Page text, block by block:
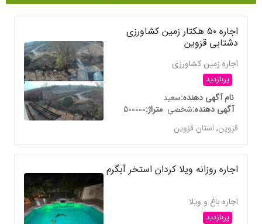
اجاره ۵۰ هکتار زمین کشاورزی
دشتابی قزوین
اجاره زمین کشاورزی
پربازدید
نام آگهی دهندهسعید
آگهی دهندهشخصی متراژ500000
قزوین,استان قزوین
اجاره روزانه ویلا کردان استخر آبگرم
اجاره باغ و ویلا
پربازدید